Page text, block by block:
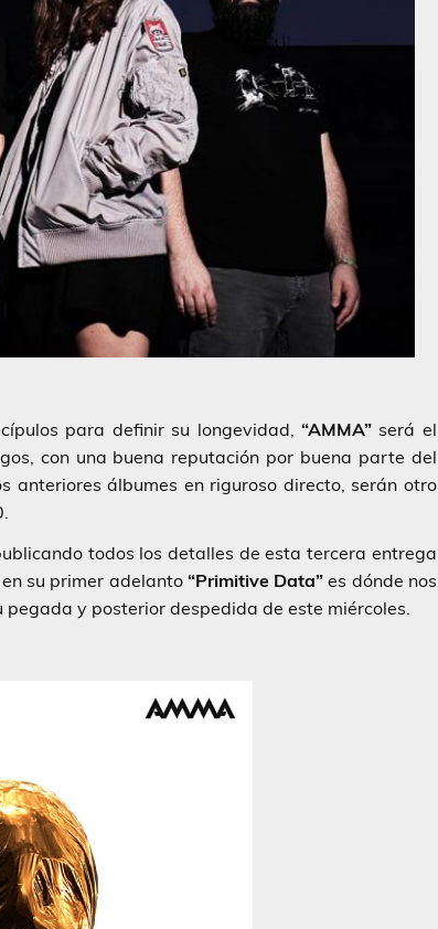
para definir su longevidad,“AMMA” será el
con una buena reputación por buena parte del
anteriores álbumes en riguroso directo, serán otro
todos los detalles de esta tercera entrega
su primer adelanto “Primitive Data” es dónde nos
y posterior despedida de este miércoles.